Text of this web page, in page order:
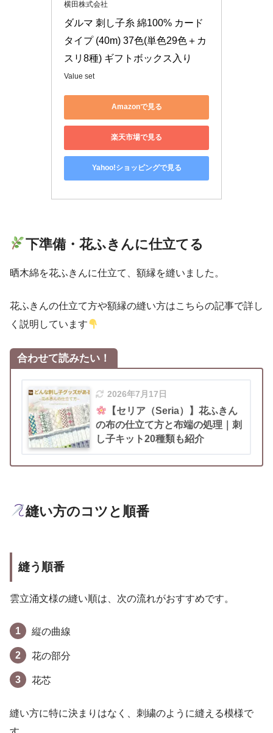
横田株式会社
ダルマ 刺し子糸 綿100% カード
タイプ (40m) 37色(単色29色＋カ
スリ8種) ギフトボックス入り
Value set
Amazonで見る
楽天市場で見る
Yahoo!ショッピングで見る
下準備・ 花ふきんに仕立てる
晒木綿を花ふきんに仕立て、額縁を縫いました。
花ふきんの仕立て方や額縁の縫い方はこちらの記事で詳し
く説明しています
合わせて読みたい！
2026年7月17日
【セリア（Seria）】花ふきん
の布の仕立て方と布端の処理｜刺
し子キット20種類も紹介
縫い方のコツと順番
縫う順番
雲立涌文様の縫い順は、次の流れがおすすめです。
縦の曲線
花の部分
花芯
縫い方に特に決まりはなく、刺繍のように縫える模様で